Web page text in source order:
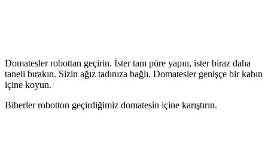
Domatesler robottan geçirin. İster tam püre yapın, ister biraz daha
taneli bırakın. Sizin ağız tadınıza bağlı. Domatesler genişçe bir kabın
içine koyun.
Biberler robotton geçirdiğimiz domatesin içine karıştırın.